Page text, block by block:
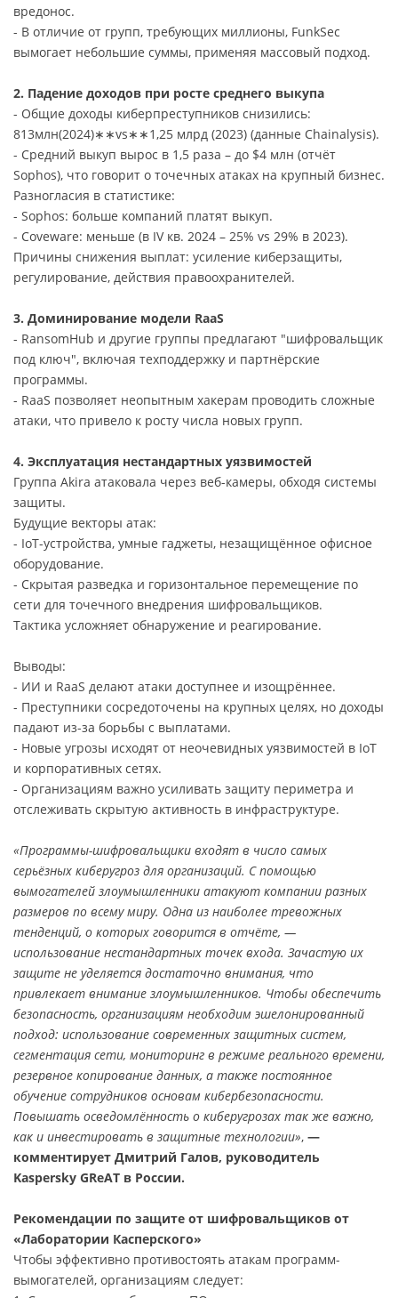
вредонос.
- В отличие от групп, требующих миллионы, FunkSec
вымогает небольшие суммы, применяя массовый подход.
2. Падение доходов при росте среднего выкупа
- Общие доходы киберпреступников снизились:
813млн(2024)∗∗vs∗∗1,25 млрд (2023) (данные Chainalysis).
- Средний выкуп вырос в 1,5 раза – до $4 млн (отчёт
Sophos), что говорит о точечных атаках на крупный бизнес.
Разногласия в статистике:
- Sophos: больше компаний платят выкуп.
- Coveware: меньше (в IV кв. 2024 – 25% vs 29% в 2023).
Причины снижения выплат: усиление киберзащиты,
регулирование, действия правоохранителей.
3. Доминирование модели RaaS
- RansomHub и другие группы предлагают "шифровальщик
под ключ", включая техподдержку и партнёрские
программы.
- RaaS позволяет неопытным хакерам проводить сложные
атаки, что привело к росту числа новых групп.
4. Эксплуатация нестандартных уязвимостей
Группа Akira атаковала через веб-камеры, обходя системы
защиты.
Будущие векторы атак:
- IoT-устройства, умные гаджеты, незащищённое офисное
оборудование.
- Скрытая разведка и горизонтальное перемещение по
сети для точечного внедрения шифровальщиков.
Тактика усложняет обнаружение и реагирование.
Выводы:
- ИИ и RaaS делают атаки доступнее и изощрённее.
- Преступники сосредоточены на крупных целях, но доходы
падают из-за борьбы с выплатами.
- Новые угрозы исходят от неочевидных уязвимостей в IoT
и корпоративных сетях.
- Организациям важно усиливать защиту периметра и
отслеживать скрытую активность в инфраструктуре.
«Программы-шифровальщики входят в число самых
серьёзных киберугроз для организаций. С помощью
вымогателей злоумышленники атакуют компании разных
размеров по всему миру. Одна из наиболее тревожных
тенденций, о которых говорится в отчёте, —
использование нестандартных точек входа. Зачастую их
защите не уделяется достаточно внимания, что
привлекает внимание злоумышленников. Чтобы обеспечить
безопасность, организациям необходим эшелонированный
подход: использование современных защитных систем,
сегментация сети, мониторинг в режиме реального времени,
резервное копирование данных, а также постоянное
обучение сотрудников основам кибербезопасности.
Повышать осведомлённость о киберугрозах так же важно,
как и инвестировать в защитные технологии», —
комментирует Дмитрий Галов, руководитель
Kaspersky GReAT в России.
Рекомендации по защите от шифровальщиков от
«Лаборатории Касперского»
Чтобы эффективно противостоять атакам программ-
вымогателей, организациям следует: